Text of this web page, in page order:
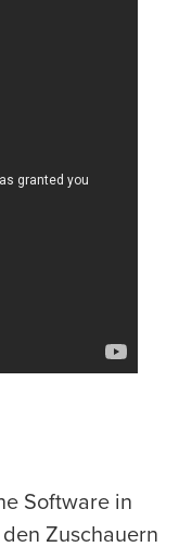
Software in
Zuschauern